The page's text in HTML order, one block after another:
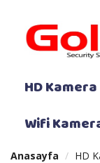
HD Kamera
Wifi
Anasayfa HD